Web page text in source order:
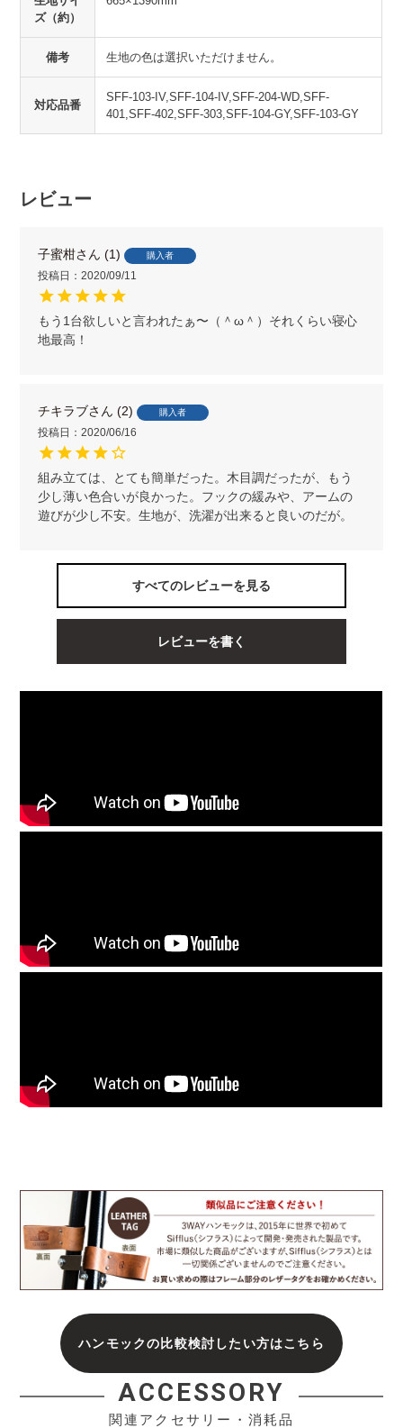
ズ（約）
備考 生地の色は選択いただけません。
対応品番
SFF-103-IV,SFF-104-IV,SFF-204-WD,SFF-
401,SFF-402,SFF-303,SFF-104-GY,SFF-103-GY
レビュー
子蜜柑 1 購入者
投稿日 2020/09/11
もう1台欲しいと言われたぁ〜（＾ω＾）それくらい寝心
地最高！
チキラブ 2 購入者
投稿日 2020/06/16
組み立ては、とても簡単だった。木目調だったが、もう
少し薄い色合いが良かった。フックの緩みや、アームの
遊びが少し不安。生地が、洗濯が出来ると良いのだが。
すべてのレビューを見る
レビューを書く
ハンモックの比較検討したい方はこちら
ACCESSORY
関連アクセサリー・消耗品